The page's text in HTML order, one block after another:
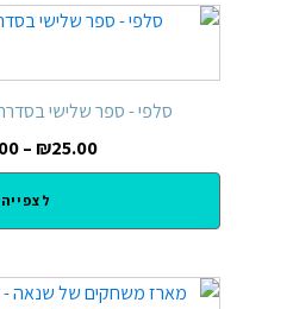
סלפי - ספר שלישי
₪25.00
–
לצפייה